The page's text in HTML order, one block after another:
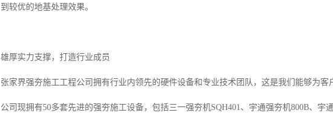
到较优的地基处理效果。
雄厚实力支撑，打造行业成员
张家界强夯施工工程公司拥有行业内领先的硬件设备和专业技术团队，这是我们能够为客
公司现拥有50多套先进的强夯施工设备，包括三一强夯机SQH401、宇通强夯机800B、宇